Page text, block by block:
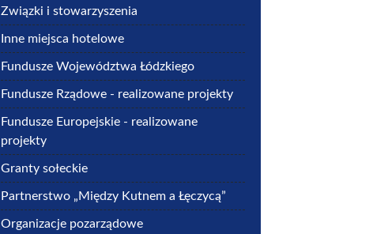
Związki i stowarzyszenia
Inne miejsca hotelowe
Fundusze Województwa Łódzkiego
Fundusze Rządowe - realizowane projekty
Fundusze Europejskie - realizowane
projekty
Granty sołeckie
Partnerstwo „Między Kutnem a Łęczycą”
Organizacje pozarządowe